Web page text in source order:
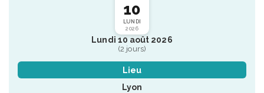
10
LUNDI
2026
Lundi 10 août 2026
(2 jours)
Lieu
Lyon